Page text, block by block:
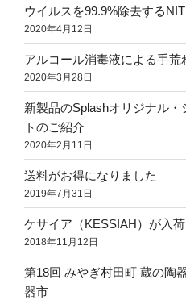
ウイルスを99.9%除去する
2020年4月12日
アルコール消毒液による手荒
2020年3月28日
新製品のSplashオリジナル
トのご紹介
2020年2月11日
送料がお得になりました
2019年7月31日
ケサイア（KESSIAH）が入
2018年11月12日
第18回 みやぎ村田町 蔵の陶
器市